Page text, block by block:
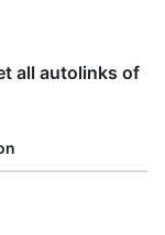
all autolinks of